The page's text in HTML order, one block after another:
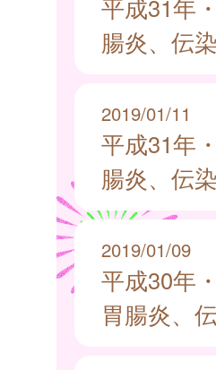
平成31年
腸炎、伝
2019/01/11
平成31年
腸炎、伝
2019/01/09
平成30年
胃腸炎、